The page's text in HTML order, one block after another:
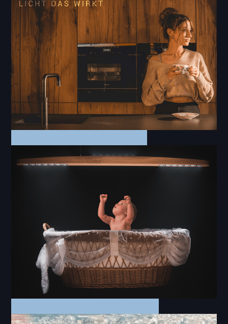
Big Mountain Love - Spec Work
Fotos | Social Media
Wirklicht - Villa Fotos